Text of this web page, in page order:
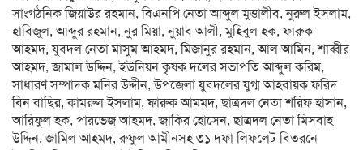
সাংগঠনিক জিয়াউর রহমান, বিএনপি নেতা আব্দুল মুত্তালীব, নুরুল ইসলাম,
হাবিজুল, আব্দুর রহমান, নুর মিয়া, নুয়াব আলী, মুহিবুল হক, ফারুক
আহমদ, যুবদল নেতা মাসুম আহমদ, মিজানুর রহমান, আল আমিন, শাব্বীর
আহমদ, জামাল উদ্দিন, ইউনিয়ন কৃষক দলের সভাপতি আব্দুল করিম,
সাধারণ সম্পাদক মনির উদ্দীন, উপজেলা যুবদলের যুগ্ম আহবায়ক ফরিদ
বিন বাছির, কামরুল ইসলাম, ফারুক আমমদ, ছাত্রদল নেতা শরিফ হাসান,
আরিফুল হক, পারভেজ আহমদ, জাকির হোসেন, ছাত্রদল নেতা মিসবাহ
উদ্দিন, জামিল আহমদ, রুফুল আমীনসহ ৩১ দফা লিফলেট বিতরনে